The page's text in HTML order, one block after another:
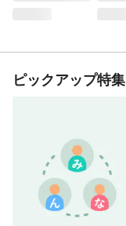
ピックアップ特集